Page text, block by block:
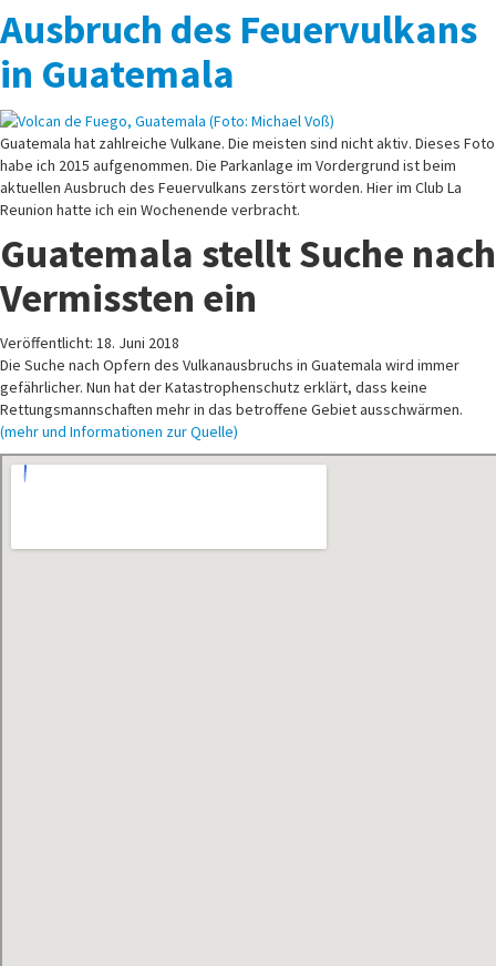
Ausbruch des Feuervulkans
in Guatemala
Guatemala hat zahlreiche Vulkane. Die meisten sind nicht aktiv. Dieses Foto
habe ich 2015 aufgenommen. Die Parkanlage im Vordergrund ist beim
aktuellen Ausbruch des Feuervulkans zerstört worden. Hier im Club La
Reunion hatte ich ein Wochenende verbracht.
Guatemala stellt Suche nach
Vermissten ein
Veröffentlicht: 18. Juni 2018
Die Suche nach Opfern des Vulkanausbruchs in Guatemala wird immer
gefährlicher. Nun hat der Katastrophenschutz erklärt, dass keine
Rettungsmannschaften mehr in das betroffene Gebiet ausschwärmen.
(mehr und Informationen zur Quelle)